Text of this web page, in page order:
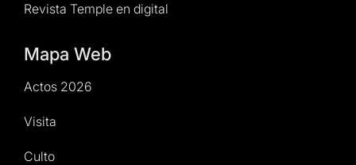
Revista Temple en digital
Mapa Web
Actos 2026
Visita
Culto